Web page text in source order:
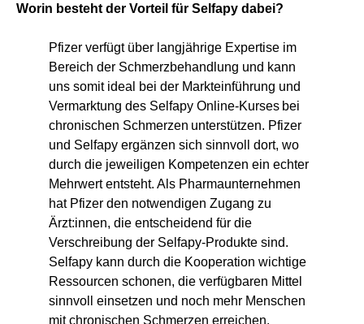
Worin besteht der Vorteil für Selfapy dabei?
Pfizer verfügt über langjährige Expertise im
Bereich der Schmerzbehandlung und kann
uns somit ideal bei der Markteinführung und
Vermarktung des Selfapy Online-Kurses bei
chronischen Schmerzen unterstützen. Pfizer
und Selfapy ergänzen sich sinnvoll dort, wo
durch die jeweiligen Kompetenzen ein echter
Mehrwert entsteht. Als Pharmaunternehmen
hat Pfizer den notwendigen Zugang zu
Ärzt:innen, die entscheidend für die
Verschreibung der Selfapy-Produkte sind.
Selfapy kann durch die Kooperation wichtige
Ressourcen schonen, die verfügbaren Mittel
sinnvoll einsetzen und noch mehr Menschen
mit chronischen Schmerzen erreichen.